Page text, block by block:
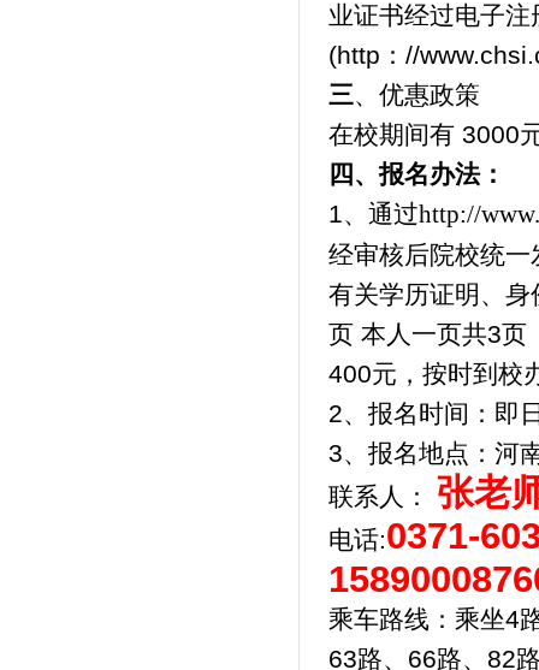
业证书经过电子
(http：//
三、优惠政策
在校期间有 3000
四、报名办法：
1、通过http://
经审核后院校统
有关学历证明、
页 本人一页共3页
400元，按时到校
2、报名时间：即
3、报名地点：河
联系人：
张老
电话:0371-
乘车路线：乘坐4
63路、66路、82